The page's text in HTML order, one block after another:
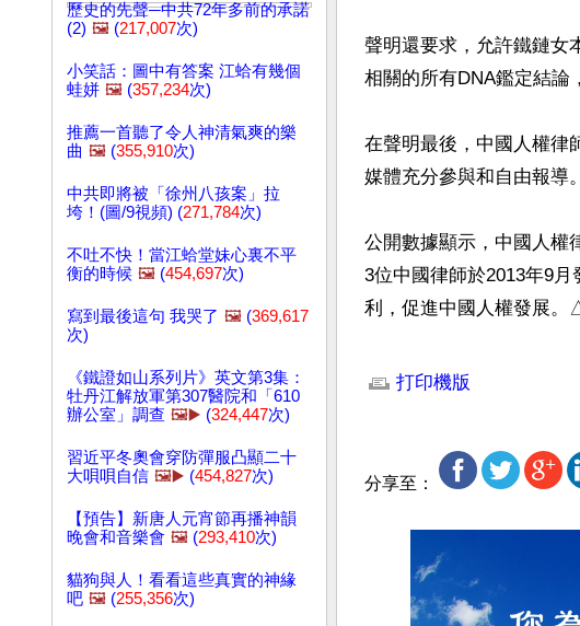
歷史的先聲─中共72年多前的承諾
(2) 🖼️ (217,007次)
小笑話：圖中有答案 江蛤有幾個
蛙姘 🖼️ (357,234次)
推薦一首聽了令人神清氣爽的樂
曲 🖼️ (355,910次)
中共即將被「徐州八孩案」拉
垮！(圖/9視頻) (271,784次)
不吐不快！當江蛤堂妹心裏不平
衡的時候 🖼️ (454,697次)
寫到最後這句 我哭了 🖼️ (369,617
次)
《鐵證如山系列片》英文第3集：
牡丹江解放軍第307醫院和「610
辦公室」調查 🖼️▶️ (324,447次)
習近平冬奧會穿防彈服凸顯二十
大唄唄自信 🖼️▶️ (454,827次)
【預告】新唐人元宵節再播神韻
晚會和音樂會 🖼️ (293,410次)
貓狗與人！看看這些真實的神緣
吧 🖼️ (255,356次)
聲明還要求，允許鐵鏈女
相關的所有DNA鑑定結論
在聲明最後，中國人權律
媒體充分參與和自由報導。
公開數據顯示，中國人權
3位中國律師於2013年9
利，促進中國人權發展。
打印機版
分享至：